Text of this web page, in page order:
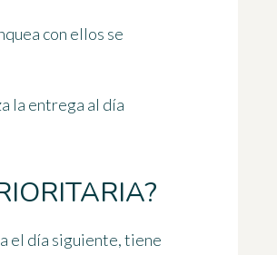
con ellos se
la entrega al día
el día siguiente,tiene